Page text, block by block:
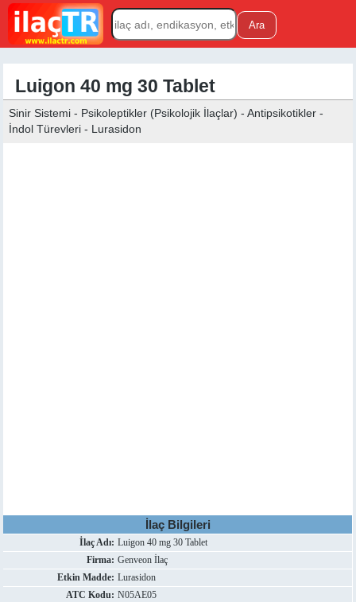
Luigon 40 mg 30 Tablet
Sinir Sistemi - Psikoleptikler (Psikolojik İlaçlar) - Antipsikotikler -
İndol Türevleri - Lurasidon
İlaç Bilgileri
İlaç Adı: Luigon 40 mg 30 Tablet
Firma: Genveon İlaç
Etkin Madde: Lurasidon
ATC Kodu: N05AE05